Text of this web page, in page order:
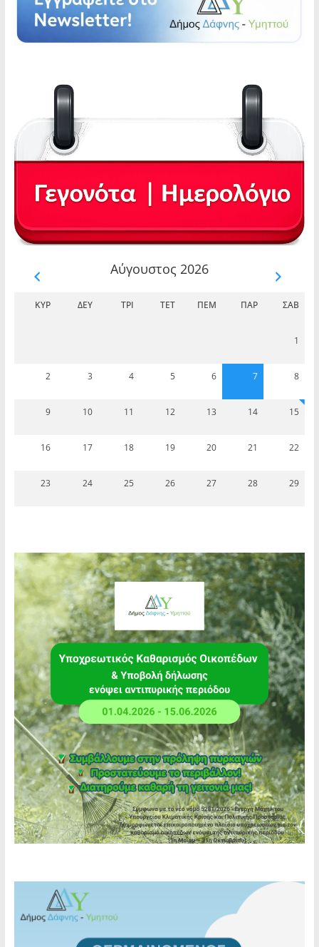
Αύγουστος 2026
ΚΥΡ ΔΕΥ ΤΡΊ ΤΕΤ ΠΈΜ ΠΑΡ ΣΆΒ
1
2 3 4 5 6 7 8
9 10 11 12 13 14 15
16 17 18 19 20 21 22
23 24 25 26 27 28 29